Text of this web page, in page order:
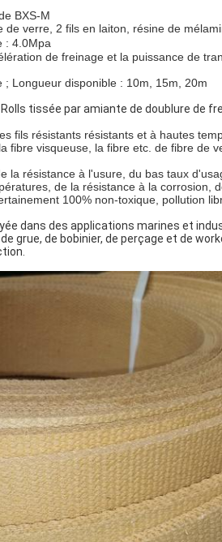
BXS-M
verre, 2 fils en laiton, résine de
: 4.0Mpa
de freinage et la puissance de
Longueur disponible : 10m, 15m, 20m
tissée par amiante de doublure de
fils résistants résistants et à hautes
fibre visqueuse, la fibre etc. de fibre de
la résistance à l'usure, du bas taux
de la résistance à la corrosion,
100% non-toxique, pollution
dans des applications marines et
grue, de bobinier, de perçage et de